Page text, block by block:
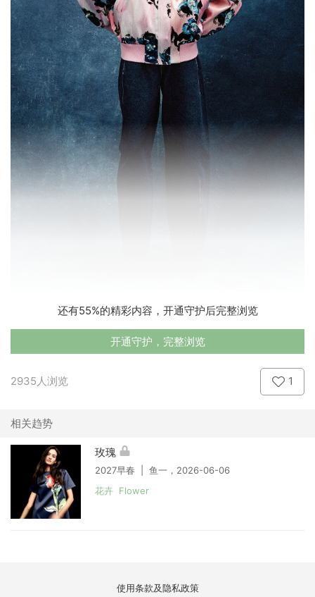
还有55%的精彩内容，开通守护后完整浏览
开通守护，完整浏览
2935人浏览 1
相关趋势
玫瑰
2027早春 | 鱼一，2026-06-06
花卉 Flower
使用条款及隐私政策